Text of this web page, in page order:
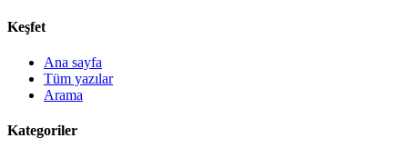
Keşfet
Ana sayfa
Tüm yazılar
Arama
Kategoriler